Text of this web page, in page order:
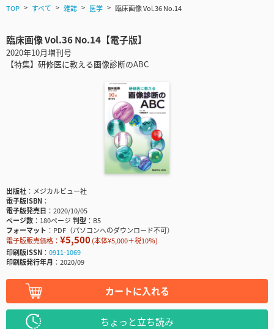
TOP すべて 雑誌 医学 臨床画像 Vol.36 No.14
臨床画像 Vol.36 No.14【電子版】
2020年10月増刊号
【特集】研修医に教える画像診断のABC
出版社
メジカルビュー社
電子版ISBN
電子版発売日
2020/10/05
ページ数
180ページ判型
B5
フォーマット
PDF（パソコンへのダウンロード不可）
電子版販売価格： ¥5,500(本体¥5,000＋税10％)
印刷版ISSN
0911-1069
印刷版発行年月
2020/09
カートに入れる
ちょっと立ち読み